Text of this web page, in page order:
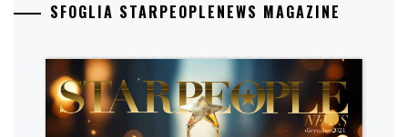
SFOGLIA STARPEOPLENEWS MAGAZINE